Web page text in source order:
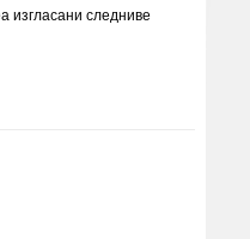
изгласани следниве